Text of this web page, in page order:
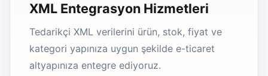
XML Entegrasyon Hizmetleri
Tedarikçi XML verilerini ürün, stok, fiyat ve
kategori yapınıza uygun şekilde e-ticaret
altyapınıza entegre ediyoruz.